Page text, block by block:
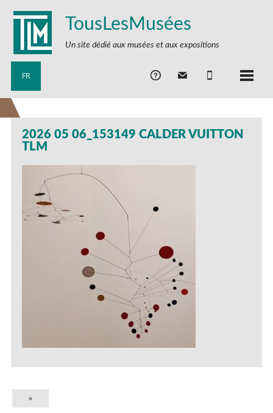
TousLesMusées
Un site dédié aux musées et aux expositions
FR
2026 05 06_153149 CALDER VUITTON
TLM
»